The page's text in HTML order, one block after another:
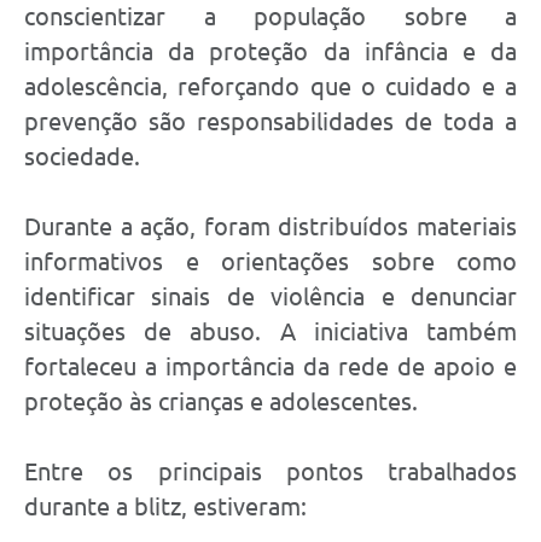
conscientizar a população sobre a
importância da proteção da infância e da
adolescência, reforçando que o cuidado e a
prevenção são responsabilidades de toda a
sociedade.
Durante a ação, foram distribuídos materiais
informativos e orientações sobre como
identificar sinais de violência e denunciar
situações de abuso. A iniciativa também
fortaleceu a importância da rede de apoio e
proteção às crianças e adolescentes.
Entre os principais pontos trabalhados
durante a blitz, estiveram: